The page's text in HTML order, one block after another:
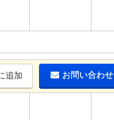
追加 お問い合わ